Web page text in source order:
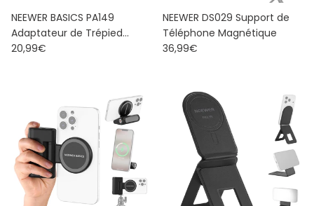
NEEWER BASICS PA149
Adaptateur de Trépied
Magnétique pour
Prix habituel
20,99€
NEEWER DS029 Support de
Téléphone Magnétique
Prix habituel
36,99€